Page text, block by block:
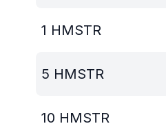
1 HMSTR
5 HMSTR
10 HMSTR